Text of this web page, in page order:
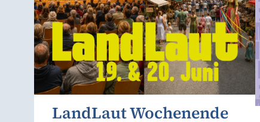
LandLaut Wochenende